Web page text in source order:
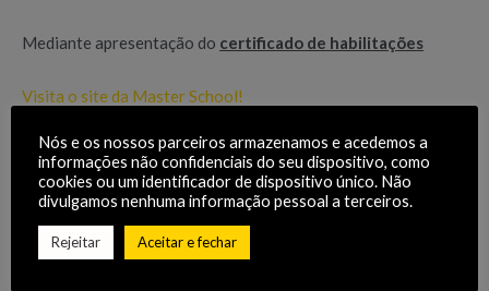
Mediante apresentação do certificado de habilitações
Visita o site da Master School!
Nós e os nossos parceiros armazenamos e acedemos a
informações não confidenciais do seu dispositivo, como
cookies ou um identificador de dispositivo único. Não
divulgamos nenhuma informação pessoal a terceiros.
Rejeitar Aceitar e fechar